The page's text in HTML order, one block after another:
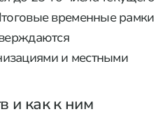
временные рамки
и местными
и как к ним